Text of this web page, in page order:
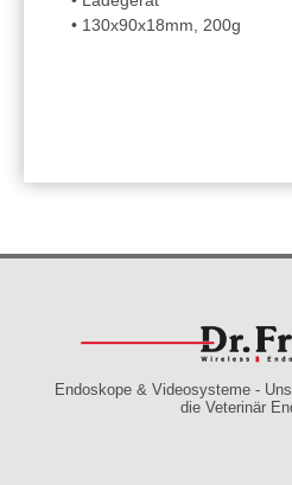
• 130x90x18mm, 200g
Endoskope & Videosysteme -
die Veterinär